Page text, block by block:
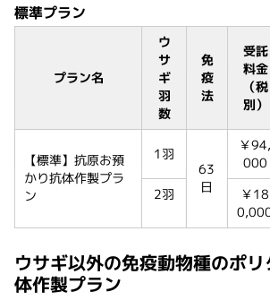
標準プラン
プラン名
ウ
サ
ギ
羽
数
免
疫
法
受託
料金
（税
別）
【標準】抗原お預
かり抗体作製プラ
ン
1羽
63
日
￥94,
000
2羽 ￥18
ウサギ以外の免疫動物種のポ
体作製プラン